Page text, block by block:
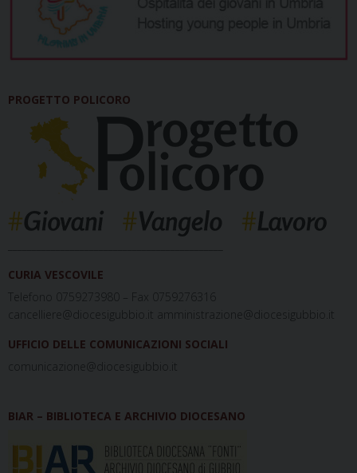
PROGETTO POLICORO
CURIA VESCOVILE
Telefono 0759273980 – Fax 0759276316
cancelliere@diocesigubbio.it amministrazione@diocesigubbio.it
UFFICIO DELLE COMUNICAZIONI SOCIALI
comunicazione@diocesigubbio.it
BIAR – BIBLIOTECA E ARCHIVIO DIOCESANO